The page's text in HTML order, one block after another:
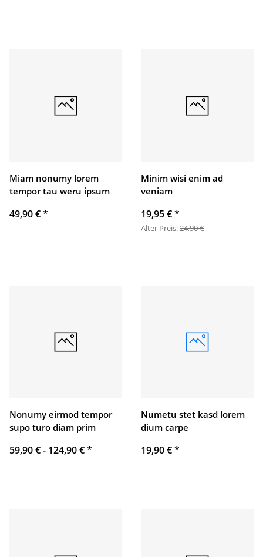
Miam nonumy lorem
tempor tau weru ipsum
49,90 €*
Minim wisi enim ad
veniam
19,95 €*
Alter Preis:24,90 €
Nonumy eirmod tempor
supo turo diam prim
59,90 € - 124,90 €*
Numetu stet kasd lorem
dium carpe
19,90 €*